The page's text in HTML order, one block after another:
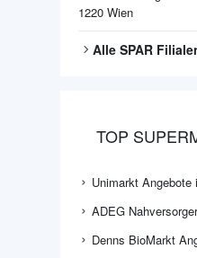
1220 Wien
Alle SPAR
TOP
Unimarkt Angebote
ADEG
Denns BioMarkt